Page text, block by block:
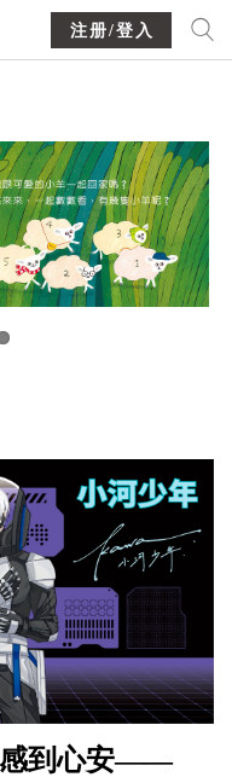
注册/登入
感到心安——